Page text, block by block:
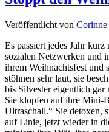
Veröffentlicht von Corinne
Es passiert jedes Jahr
sozialen Netzwerken und
ihrem Weihnachtsfest und
stöhnen sehr laut, sie
bis Silvester eigentlich gar
Sie klopfen auf ihre Mini-
Ultraschall.“ Sie detoxen,
auf Linie, jetzt wieder in